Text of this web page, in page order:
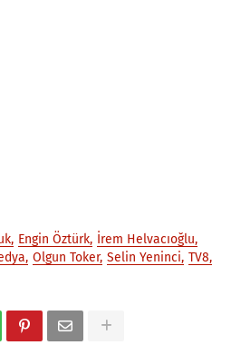
Engin Öztürk İrem Helvacıoğlu
Olgun Toker Selin Yeninci TV8